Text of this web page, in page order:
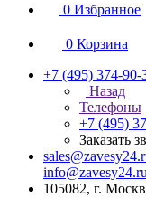
0 Избранное
0 Корзина
+7 (495) 374-90-
Назад
Телефоны
+7 (495)
Заказать
info@zavesy24.ru
105082, г.